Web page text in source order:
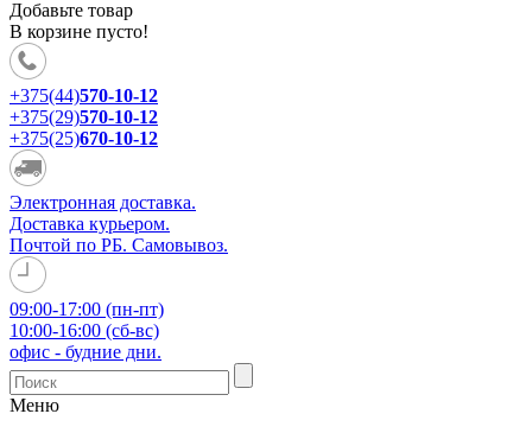
Добавьте товар
В корзине пусто!
+375(44)570-10-12
+375(29)570-10-12
+375(25)670-10-12
Электронная доставка.
Доставка курьером.
Почтой по РБ. Самовывоз.
09:00-17:00 (пн-пт)
10:00-16:00 (сб-вс)
офис - будние дни.
Меню